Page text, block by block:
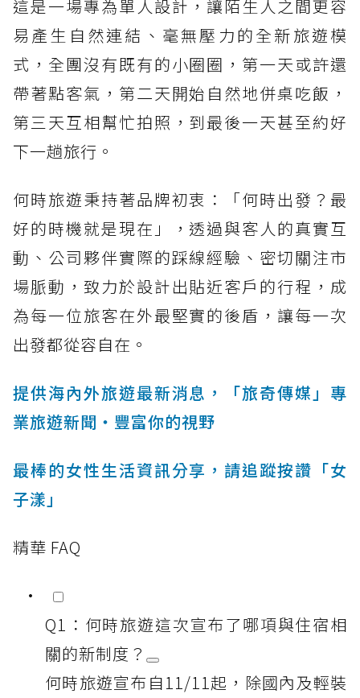
這是一場專為單人設計，讓陌生人之間更容
易產生自然連結、毫無壓力的全新旅遊模
式，全團沒有既有的小圈圈，第一天或許還
帶著點客氣，第二天開始自然地併桌吃飯，
第三天互相幫忙拍照，到最後一天甚至約好
下一趟旅行。
何時旅遊秉持著品牌初衷：「何時出發？最
好的時機就是現在」，透過與客人的真實互
動、公司夥伴實際的踩線經驗、密切關注市
場脈動，致力於設計出貼近客戶的行程，成
為每一位旅客在外最堅實的後盾，讓每一次
出發都從容自在。
提供海內外旅遊最新消息，「旅奇傳媒」專
業旅遊新聞‧豐富你的視野
最棒的女性生活資訊分享，請追蹤按讚「女
子漾」
精華 FAQ
Q1：何時旅遊這次宣布了哪項與住宿相
關的新制度？
何時旅遊宣布自11/11起，除國內及輕裝